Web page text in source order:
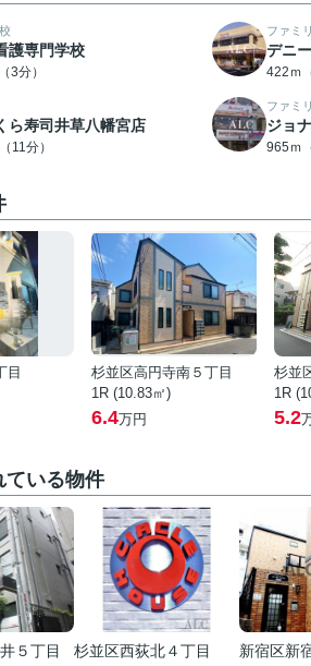
護専門学校
3分）
ファミ
デニ
422ｍ
ら寿司井草八幡宮店
11分）
ファミ
ジョ
965ｍ
目
杉並区高円寺南５丁目
1R (10.83㎡)
6.4万円
杉並
1R
5.2
ている物件
５丁目
杉並区西荻北４丁目
新宿区新